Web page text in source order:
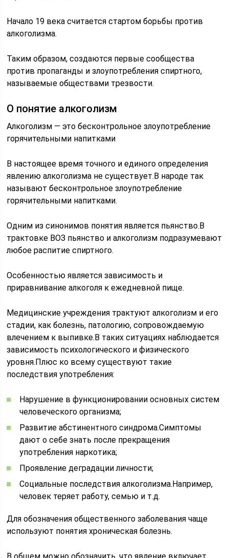
Начало 19 века считается стартом борьбы против
алкоголизма.
Таким образом, создаются первые сообщества
против пропаганды и злоупотребления спиртного,
называемые обществами трезвости.
О понятие алкоголизм
Алкоголизм — это бесконтрольное злоупотребление
горячительными напитками
В настоящее время точного и единого определения
явлению алкоголизма не существует.В народе так
называют бесконтрольное злоупотребление
горячительными напитками.
Одним из синонимов понятия является пьянство.В
трактовке ВОЗ пьянство и алкоголизм подразумевают
любое распитие спиртного.
Особенностью является зависимость и
приравнивание алкоголя к ежедневной пище.
Медицинские учреждения трактуют алкоголизм и его
стадии, как болезнь, патологию, сопровождаемую
влечением к выпивке.В таких ситуациях наблюдается
зависимость психологического и физического
уровня.Плюс ко всему существуют такие
последствия употребления:
Нарушение в функционировании основных систем
человеческого организма;
Развитие абстинентного синдрома.Симптомы
дают о себе знать после прекращения
употребления наркотика;
Проявление деградации личности;
Социальные последствия алкоголизма.Например,
человек теряет работу, семью и т.д.
Для обозначения общественного заболевания чаще
используют понятия хроническая болезнь.